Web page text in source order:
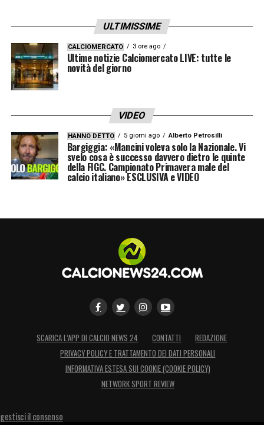
LA PLAYLIST DELLE NOSTRE TOP NEWS
ULTIMISSIME
CALCIOMERCATO 3 ore ago
Ultime notizie Calciomercato LIVE: tutte le
novità del giorno
VIDEO
HANNO DETTO 5 giorni ago Alberto Petrosilli
Bargiggia: «Mancini voleva solo la Nazionale. Vi
svelo cosa è successo davvero dietro le quinte
della FIGC. Campionato Primavera male del
calcio italiano» ESCLUSIVA e VIDEO
SCARICA L’APP DI CALCIO NEWS 24 CONTATTI
REDAZIONE
PRIVACY POLICY E TRATTAMENTO DEI DATI PERSONALI
INFORMATIVA ESTESA SUI COOKIE (COOKIE POLICY)
NETWORK SPORT REVIEW
gestisci il consenso